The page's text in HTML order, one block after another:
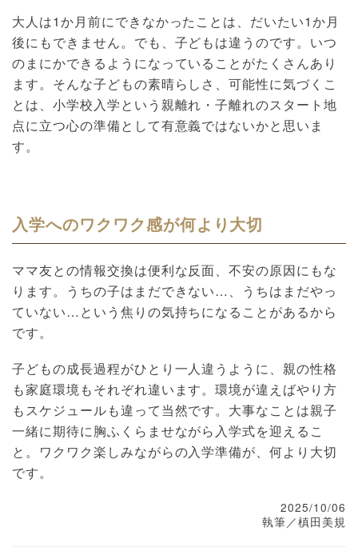
大人は1か月前にできなかったことは、だいたい1か月
後にもできません。でも、子どもは違うのです。いつ
のまにかできるようになっていることがたくさんあり
ます。そんな子どもの素晴らしさ、可能性に気づくこ
とは、小学校入学という親離れ・子離れのスタート地
点に立つ心の準備として有意義ではないかと思いま
す。
入学へのワクワク感が何より大切
ママ友との情報交換は便利な反面、不安の原因にもな
ります。うちの子はまだできない…、うちはまだやっ
ていない…という焦りの気持ちになることがあるから
です。
子どもの成長過程がひとり一人違うように、親の性格
も家庭環境もそれぞれ違います。環境が違えばやり方
もスケジュールも違って当然です。大事なことは親子
一緒に期待に胸ふくらませながら入学式を迎えるこ
と。ワクワク楽しみながらの入学準備が、何より大切
です。
2025/10/06
執筆／槙田美規